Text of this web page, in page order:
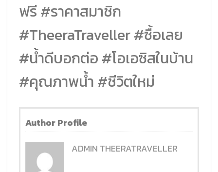
ฟรี #ราคาสมาชิก
#TheeraTraveller #ซื้อเลย
#น้ำดีบอกต่อ #โอเอซิสในบ้าน
#คุณภาพน้ำ #ชีวิตใหม่
Author Profile
ADMIN THEERATRAVELLER